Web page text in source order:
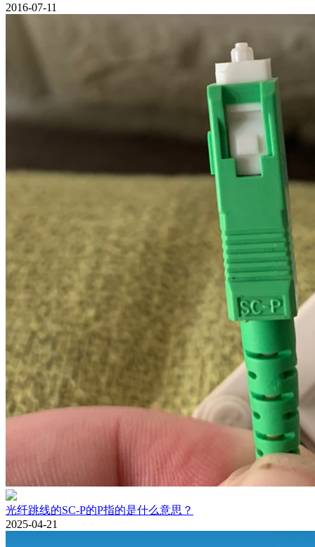
2016-07-11
光纤跳线的SC-P的P指的是什么意思？
2025-04-21